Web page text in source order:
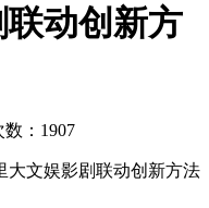
动创新方
：1907
大文娱影剧联动创新方法